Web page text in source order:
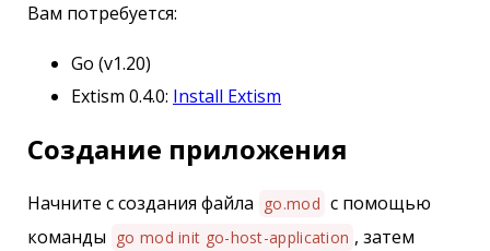
Вам потребуется:
Go (v1.20)
Extism 0.4.0: Install Extism
Создание приложения
Начните с создания файла go.mod с помощью
команды go mod init go-host-application , затем